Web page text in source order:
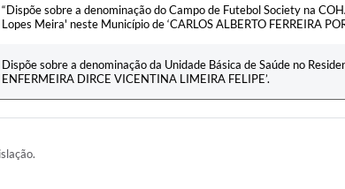
“Dispõe sobre a denominação do Campo de Futebol Society na
Lopes Meira' neste Município de ‘CARLOS ALBERTO FERREIRA
Dispõe sobre a denominação da Unidade Básica de Saúde no
ENFERMEIRA DIRCE VICENTINA LIMEIRA FELIPE’.